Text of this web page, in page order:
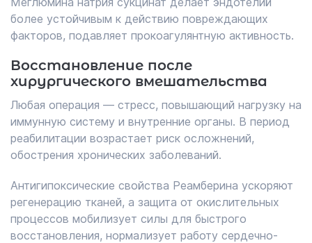
более устойчивым к действию повреждающих
факторов, подавляет прокоагулянтную активность.
Восстановление после
хирургического вмешательства
Любая операция — стресс, повышающий нагрузку на
иммунную систему и внутренние органы. В период
реабилитации возрастает риск осложнений,
обострения хронических заболеваний.
Антигипоксические свойства Реамберина ускоряют
регенерацию тканей, а защита от окислительных
процессов мобилизует силы для быстрого
восстановления, нормализует работу сердечно-